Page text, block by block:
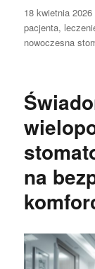
Data
publikacji
18 kwietnia 2026
pacjenta,
nowoczesna
na